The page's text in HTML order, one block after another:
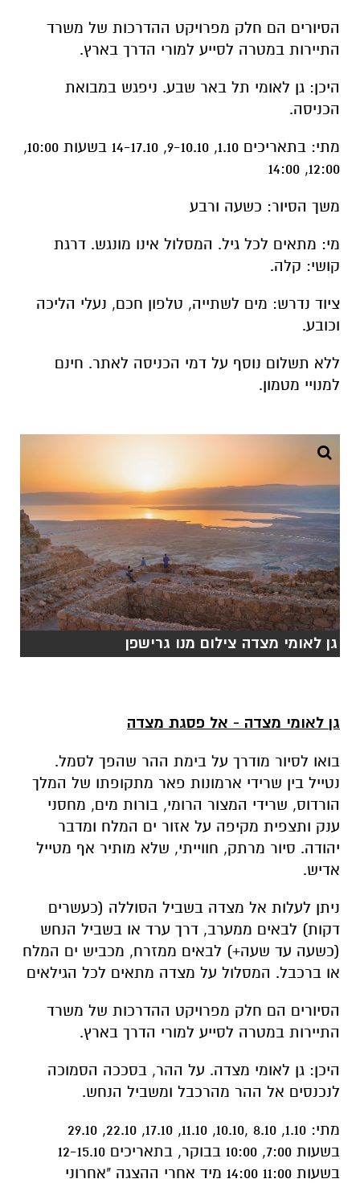
הסיורים הם חלק מפרויקט ההדרכות של משרד
התיירות במטרה לסייע למורי הדרך בארץ.
היכן: גן לאומי תל באר שבע. ניפגש במבואת
הכניסה.
מתי: בתאריכים 1.10, 9-10.10, 14-17.10 בשעות 10:00,
12:00, 14:00
משך הסיור: כשעה ורבע
מי: מתאים לכל גיל. המסלול אינו מונגש. דרגת
קושי: קלה.
ציוד נדרש: מים לשתייה, טלפון חכם, נעלי הליכה
וכובע.
ללא תשלום נוסף על דמי הכניסה לאתר. חינם
למנויי מטמון.
גן לאומי מצדה צילום מנו גרישפן
גן לאומי מצדה - אל פסגת מצדה
בואו לסיור מודרך על בימת ההר שהפך לסמל.
נטייל בין שרידי ארמונות פאר מתקופתו של המלך
הורדוס, שרידי המצור הרומי, בורות מים, מחסני
ענק ותצפית מקיפה על אזור ים המלח ומדבר
יהודה. סיור מרתק, חווייתי, שלא מותיר אף מטייל
אדיש.
ניתן לעלות אל מצדה בשביל הסוללה (כעשרים
דקות) לבאים ממערב, דרך ערד או בשביל הנחש
(כשעה עד שעה+) לבאים ממזרח, מכביש ים המלח
או ברכבל. המסלול על מצדה מתאים לכל הגילאים
הסיורים הם חלק מפרויקט ההדרכות של משרד
התיירות במטרה לסייע למורי הדרך בארץ.
היכן: גן לאומי מצדה. על ההר, בסככה הסמוכה
לנכנסים אל ההר מהרכבל ומשביל הנחש.
מתי: 1.10, 8.10 ,10.10, 11.10, 17.10, 22.10, 29.10
בשעות 7:00, 10:00 בבוקר, בתאריכים 12-15.10
בשעות 11:00 14:00 מיד אחרי ההצגה "אחרוני